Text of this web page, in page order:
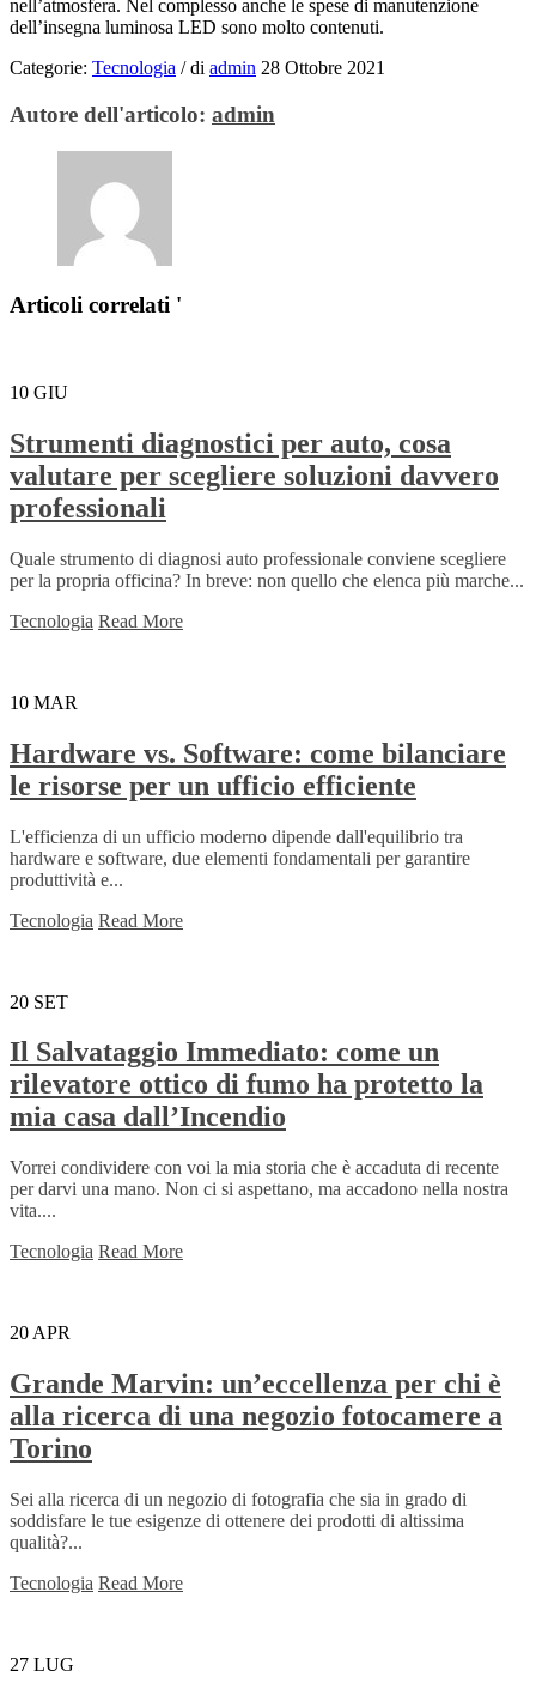
nell’atmosfera. Nel complesso anche le spese di manutenzione
dell’insegna luminosa LED sono molto contenuti.
Categorie: Tecnologia /di admin 28 Ottobre 2021
Autore dell'articolo: admin
Articoli correlati '
10 GIU
Strumenti diagnostici per auto, cosa
valutare per scegliere soluzioni davvero
professionali
Quale strumento di diagnosi auto professionale conviene scegliere
per la propria officina? In breve: non quello che elenca più marche...
Tecnologia Read More
10 MAR
Hardware vs. Software: come bilanciare
le risorse per un ufficio efficiente
L'efficienza di un ufficio moderno dipende dall'equilibrio tra
hardware e software, due elementi fondamentali per garantire
produttività e...
Tecnologia Read More
20 SET
Il Salvataggio Immediato: come un
rilevatore ottico di fumo ha protetto la
mia casa dall’Incendio
Vorrei condividere con voi la mia storia che è accaduta di recente
per darvi una mano. Non ci si aspettano, ma accadono nella nostra
vita....
Tecnologia Read More
20 APR
Grande Marvin: un’eccellenza per chi è
alla ricerca di una negozio fotocamere a
Torino
Sei alla ricerca di un negozio di fotografia che sia in grado di
soddisfare le tue esigenze di ottenere dei prodotti di altissima
qualità?...
Tecnologia Read More
27 LUG